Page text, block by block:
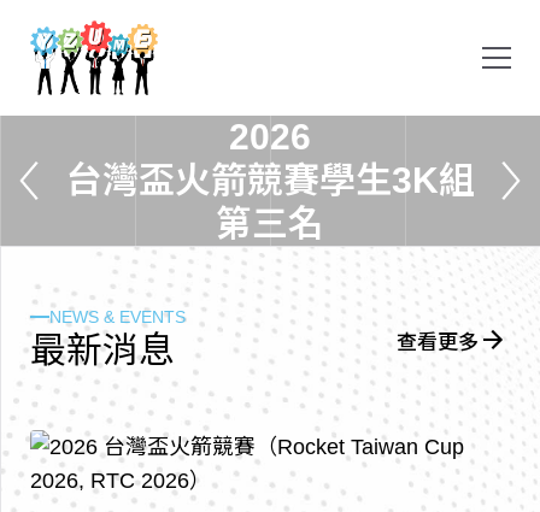
2026
台灣盃火箭競賽學生3K組
第三名
NEWS & EVENTS
最新消息 查看更多